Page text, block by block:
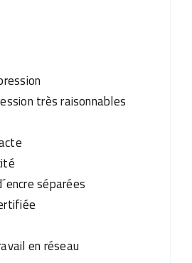
très raisonnables
séparées
en réseau